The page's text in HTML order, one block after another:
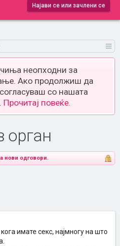
Најави се или зачлени се
неопходни за
Ако продолжиш да
со нашата
Прочитај повеќе.
орган
нови одговори.
имате секс, најмногу на што